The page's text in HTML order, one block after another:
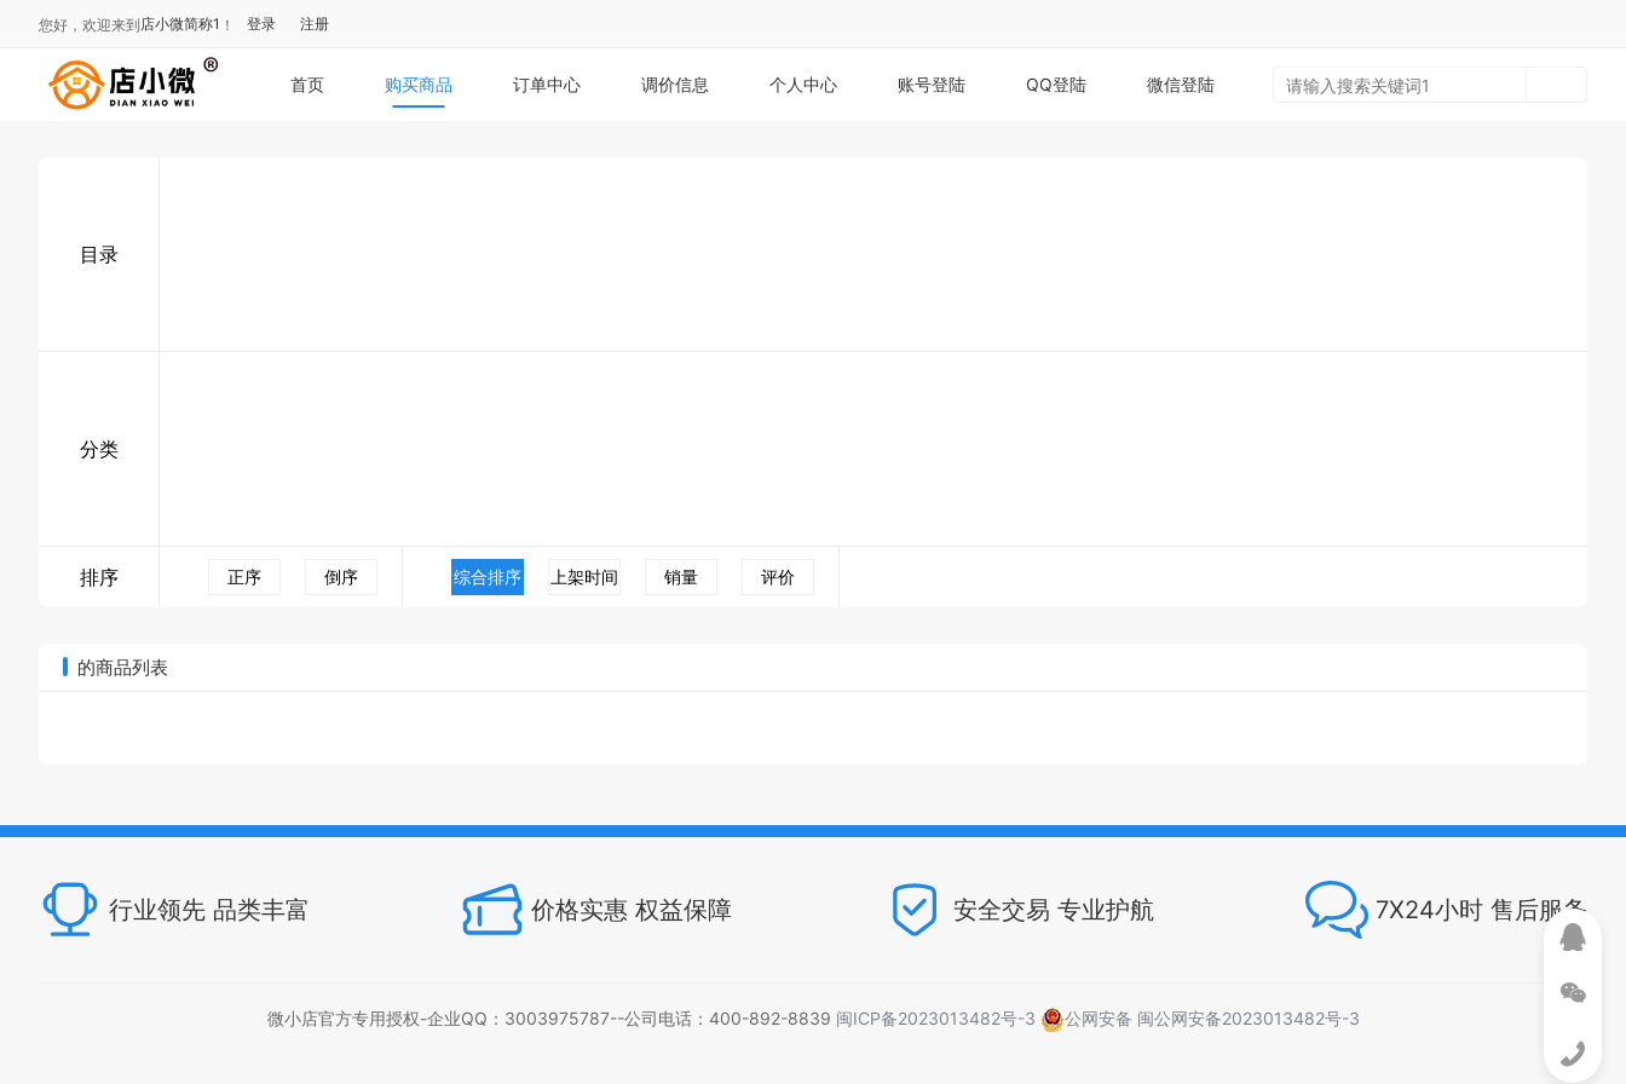
您好，欢迎来到店小微简称1 ！ 登录 注册
首页 购买商品 订单中心 调价信息 个人中心 账号登陆 QQ登陆 微信登陆
目录
分类
排序 正序 倒序 综合排序 上架时间 销量 评价
的商品列表
行业领先 品类丰富 价格实惠 权益保障 安全交易 专业护航 7X24小时 售后服务
微小店官方专用授权-企业QQ：3003975787--公司电话：400-892-8839 闽ICP备2023013482号-3 公网安备 闽公网安备2023013482号-3